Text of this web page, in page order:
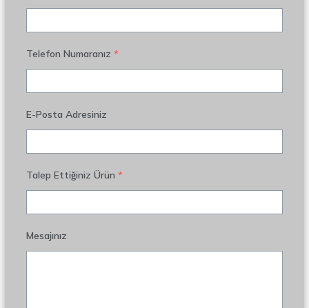
Telefon Numaranız *
E-Posta Adresiniz
Talep Ettiğiniz Ürün *
Mesajınız